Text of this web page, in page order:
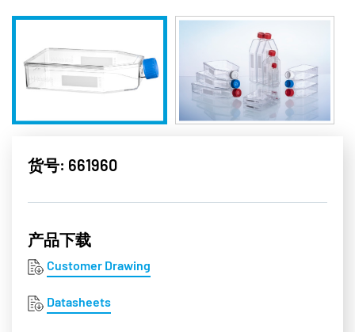
货号: 661960
产品下载
Customer Drawing
Datasheets